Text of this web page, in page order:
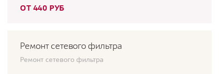
ОТ 440 РУБ
Ремонт сетевого фильтра
Ремонт сетевого фильтра